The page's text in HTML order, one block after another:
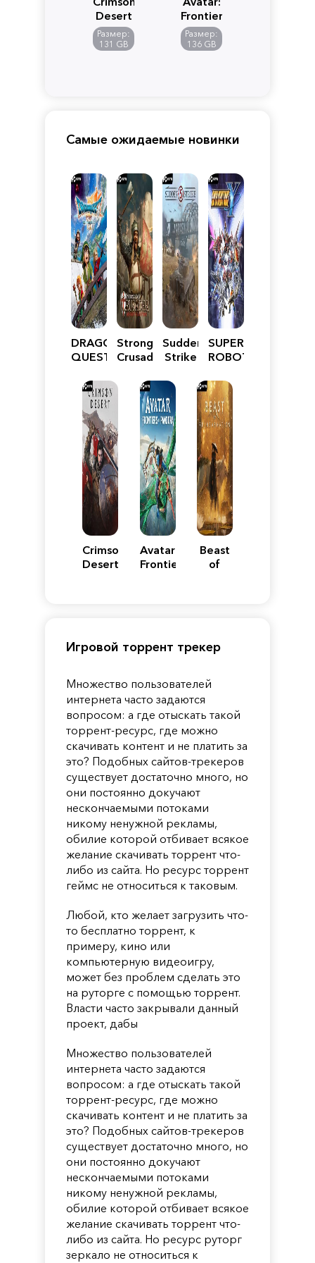
Desert
Размер:
131 GB
Frontiers
of
Pandora
Размер:
136 GB
Самые ожидаемые новинки
DRAGON
QUEST
Reimagined
Stronghold
Crusader:
Edition
Sudden
Strike
SUPER
ROBOT
Y
Crimson
Desert
Avatar:
Frontiers
Beast
of
Игровой торрент трекер
Множество пользователей
интернета часто задаются
вопросом: а где отыскать такой
торрент-ресурс, где можно
скачивать контент и не платить за
это? Подобных сайтов-трекеров
существует достаточно много, но
они постоянно докучают
нескончаемыми потоками
никому ненужной рекламы,
обилие которой отбивает всякое
желание скачивать торрент что-
либо из сайта. Но ресурс торрент
геймс не относиться к таковым.
Любой, кто желает загрузить что-
то бесплатно торрент, к
примеру, кино или
компьютерную видеоигру,
может без проблем сделать это
на руторге с помощью торрент.
Власти часто закрывали данный
проект, дабы
Множество пользователей
интернета часто задаются
вопросом: а где отыскать такой
торрент-ресурс, где можно
скачивать контент и не платить за
это? Подобных сайтов-трекеров
существует достаточно много, но
они постоянно докучают
нескончаемыми потоками
никому ненужной рекламы,
обилие которой отбивает всякое
желание скачивать торрент что-
либо из сайта. Но ресурс руторг
зеркало не относиться к